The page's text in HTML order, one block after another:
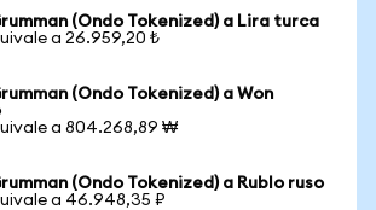
(Ondo Tokenized) a Lira turca
a 26.959,20 ₺
(Ondo Tokenized) a Won
a 804.268,89 ₩
(Ondo Tokenized) a Rublo ruso
a 46.948,35 ₽